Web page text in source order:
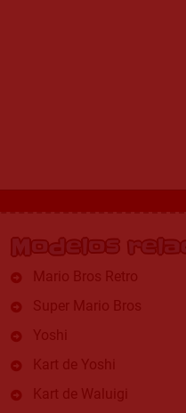
Modelos
Mario Bros Retro
Super Mario Bros
Yoshi
Kart de Yoshi
Kart de Waluigi